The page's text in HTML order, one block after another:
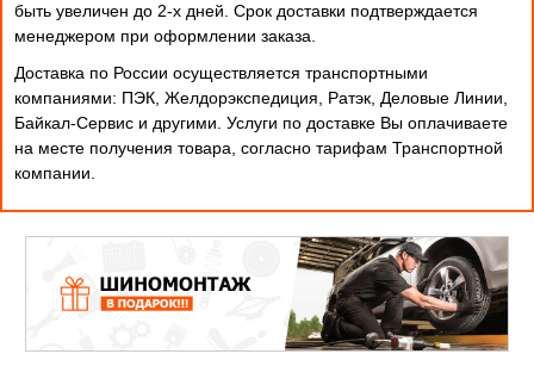
быть увеличен до 2-х дней. Cрок доставки подтверждается
менеджером при оформлении заказа.
Доставка по России осуществляется транспортными
компаниями: ПЭК, Желдорэкспедиция, Ратэк, Деловые Линии,
Байкал-Сервис и другими. Услуги по доставке Вы оплачиваете
на месте получения товара, согласно тарифам Транспортной
компании.